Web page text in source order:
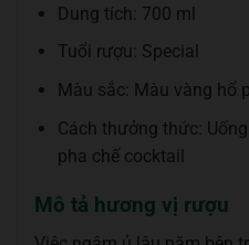
Dung tích: 700 ml
Tuổi rượu: Special
Màu sắc: Màu vàng hổ
Cách thưởng thức:
pha chế cocktail
Mô tả hương vị rượu